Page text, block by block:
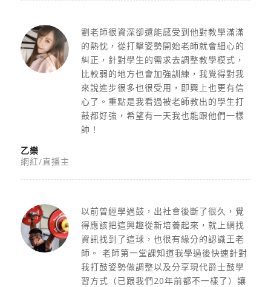
劉老師很資深卻還能感受到他對教學滿滿
的熱忱，從打擊姿勢開始老師就會細心的
糾正，針對學生的需求去調整教學模式，
比較弱的地方也會加強訓練，我覺得對我
來說進步很多也很受用，即興上也更有信
心了。重點是我看過被老師教出的學生打
鼓都好強，希望有一天我也能跟他們一樣
帥！
乙樂
網紅/直播主
以前曾經學過鼓，出社會後斷了很久，覺
得應該把這興趣從新培養起來，就上網找
資訊找到了這球，也很有緣分的認識王老
師。 老師第一堂課知道我學過後快速針對
我打鼓姿勢做調整以及分享現代爵士鼓學
習方式（已跟我們20年前都不一樣了）讓